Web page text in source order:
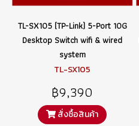
TL-SX105 (TP-Link) 5-Port 10G
Desktop Switch wifi & wired
system
TL-SX105
฿9,390
สั่งซื้อสินค้า